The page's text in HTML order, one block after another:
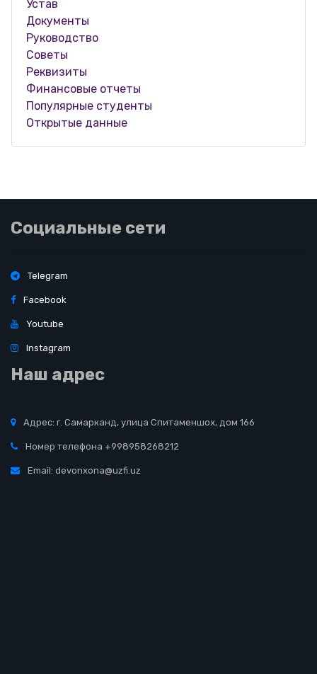
Устав
Документы
Руководство
Советы
Реквизиты
Финансовые отчеты
Популярные студенты
Открытые данные
Социальные сети
Telegram
Facebook
Youtube
Instagram
Наш адрес
Адрес: г. Самарканд, улица Спитаменшох, дом 166
Номер телефона +998958268212
Email: devonxona@uzfi.uz